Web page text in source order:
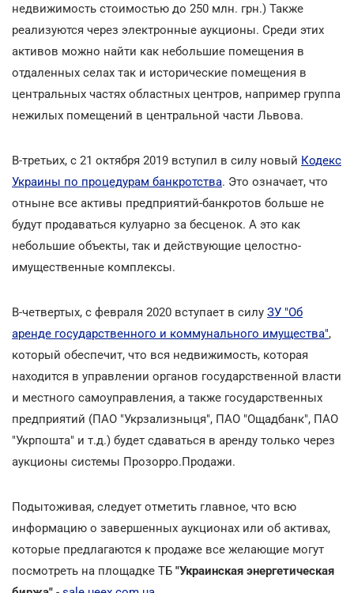
недвижимость стоимостью до 250 млн. грн.) Также
реализуются через электронные аукционы. Среди этих
активов можно найти как небольшие помещения в
отдаленных селах так и исторические помещения в
центральных частях областных центров, например группа
нежилых помещений в центральной части Львова.
В-третьих, с 21 октября 2019 вступил в силу новый Кодекс
Украины по процедурам банкротства. Это означает, что
отныне все активы предприятий-банкротов больше не
будут продаваться кулуарно за бесценок. А это как
небольшие объекты, так и действующие целостно-
имущественные комплексы.
В-четвертых, с февраля 2020 вступает в силу ЗУ "Об
аренде государственного и коммунального имущества",
который обеспечит, что вся недвижимость, которая
находится в управлении органов государственной власти
и местного самоуправления, а также государственных
предприятий (ПАО "Укрзализныця", ПАО "Ощадбанк", ПАО
"Укрпошта" и т.д.) будет сдаваться в аренду только через
аукционы системы Прозорро.Продажи.
Подытоживая, следует отметить главное, что всю
информацию о завершенных аукционах или об активах,
которые предлагаются к продаже все желающие могут
посмотреть на площадке ТБ "Украинская энергетическая